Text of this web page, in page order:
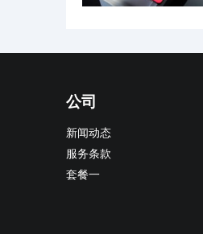
公司
新闻动态
服务条款
套餐一